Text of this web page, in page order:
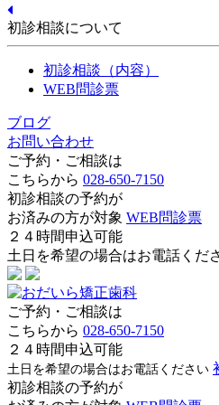
初診相談について
初診相談（内容）
WEB問診票
ブログ
お問い合わせ
ご予約・ご相談は
こちらから 028-650-7150
初診相談の予約が
お済みの方が対象 WEB問診票
２４時間申込可能
土日を希望の場合はお電話くだ
ご予約・ご相談は
こちらから 028-650-7150
２４時間申込可能
土日を希望の場合はお電話ください
初診相談の予約が